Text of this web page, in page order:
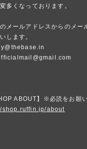
多くなっております。
メールアドレスからのメー
します。
ABOUT】※必読をお願
shop.ruffin.jp/about